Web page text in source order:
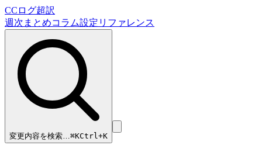
CCログ超訳
週次まとめコラム設定リファレンス
変更内容を検索…⌘KCtrl+K